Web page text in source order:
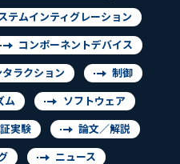
テムインティグレーション
コンポーネントデバイス
ラクション 制御
ム ソフトウェア
実験 論文／解説
ニュース